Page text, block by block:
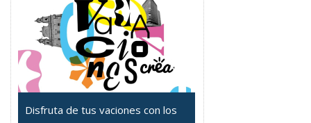
Disfruta de tus vaciones con los